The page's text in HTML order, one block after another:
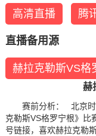
高清直播 腾
直播备用源
赫拉克勒斯VS格
赫
赛前分析： 北京
克勒斯VS格罗宁根》比
号链接，喜欢赫拉克勒